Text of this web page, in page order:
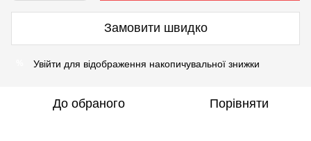
Замовити швидко
Увійти для відображення накопичувальної знижки
До обраного Порівняти